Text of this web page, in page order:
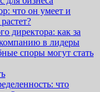
что он умеет и
директора: как за
в лидеры
споры могут стать
что